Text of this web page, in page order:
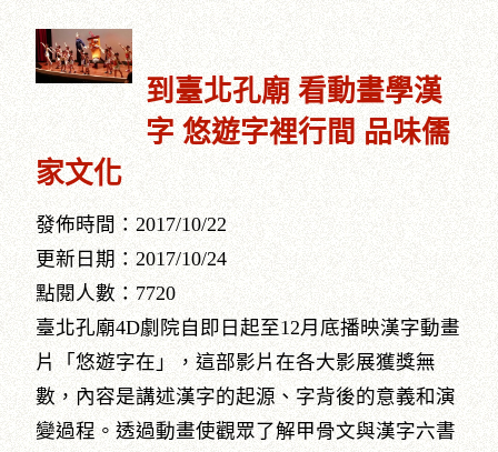
到臺北孔廟 看動畫學漢
字 悠遊字裡行間 品味儒
家文化
發佈時間：2017/10/22
更新日期：2017/10/24
點閱人數：7720
臺北孔廟4D劇院自即日起至12月底播映漢字動畫
片「悠遊字在」，這部影片在各大影展獲獎無
數，內容是講述漢字的起源、字背後的意義和演
變過程。透過動畫使觀眾了解甲骨文與漢字六書